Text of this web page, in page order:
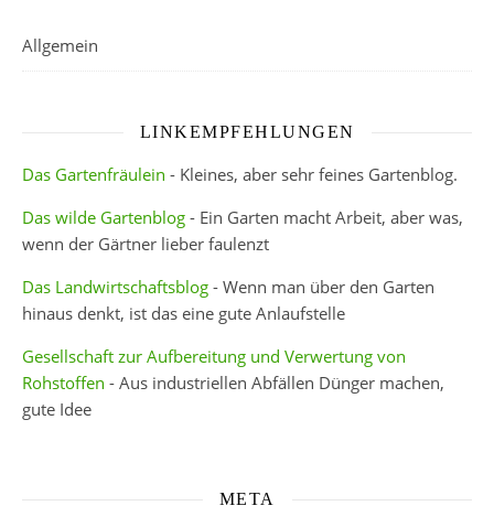
Allgemein
LINKEMPFEHLUNGEN
Das Gartenfräulein - Kleines, aber sehr feines Gartenblog.
Das wilde Gartenblog - Ein Garten macht Arbeit, aber was,
wenn der Gärtner lieber faulenzt
Das Landwirtschaftsblog - Wenn man über den Garten
hinaus denkt, ist das eine gute Anlaufstelle
Gesellschaft zur Aufbereitung und Verwertung von
Rohstoffen - Aus industriellen Abfällen Dünger machen,
gute Idee
META